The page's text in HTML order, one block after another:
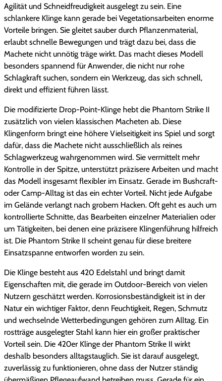
Agilität und Schneidfreudigkeit ausgelegt zu sein. Eine
schlankere Klinge kann gerade bei Vegetationsarbeiten enorme
Vorteile bringen. Sie gleitet sauber durch Pflanzenmaterial,
erlaubt schnelle Bewegungen und trägt dazu bei, dass die
Machete nicht unnötig träge wirkt. Das macht dieses Modell
besonders spannend für Anwender, die nicht nur rohe
Schlagkraft suchen, sondern ein Werkzeug, das sich schnell,
direkt und effizient führen lässt.
Die modifizierte Drop-Point-Klinge hebt die Phantom Strike II
zusätzlich von vielen klassischen Macheten ab. Diese
Klingenform bringt eine höhere Vielseitigkeit ins Spiel und sorgt
dafür, dass die Machete nicht ausschließlich als reines
Schlagwerkzeug wahrgenommen wird. Sie vermittelt mehr
Kontrolle in der Spitze, unterstützt präzisere Arbeiten und macht
das Modell insgesamt flexibler im Einsatz. Gerade im Bushcraft-
oder Camp-Alltag ist das ein echter Vorteil. Nicht jede Aufgabe
im Gelände verlangt nach grobem Hacken. Oft geht es auch um
kontrollierte Schnitte, das Bearbeiten einzelner Materialien oder
um Tätigkeiten, bei denen eine präzisere Klingenführung hilfreich
ist. Die Phantom Strike II scheint genau für diese breitere
Einsatzspanne entworfen worden zu sein.
Die Klinge besteht aus 420 Edelstahl und bringt damit
Eigenschaften mit, die gerade im Outdoor-Bereich von vielen
Nutzern geschätzt werden. Korrosionsbeständigkeit ist in der
Natur ein wichtiger Faktor, denn Feuchtigkeit, Regen, Schmutz
und wechselnde Wetterbedingungen gehören zum Alltag. Ein
rostträge ausgelegter Stahl kann hier ein großer praktischer
Vorteil sein. Die 420er Klinge der Phantom Strike II wirkt
deshalb besonders alltagstauglich. Sie ist darauf ausgelegt,
zuverlässig zu funktionieren, ohne dass der Nutzer ständig